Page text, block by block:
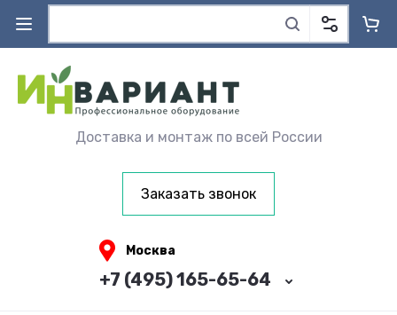
Доставка и монтаж по всей России
Заказать звонок
Москва
+7 (495) 165-65-64